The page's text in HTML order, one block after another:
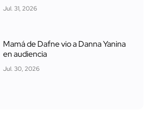
Jul. 31, 2026
Mamá de Dafne vio a Danna Yanina
en audiencia
Jul. 30, 2026